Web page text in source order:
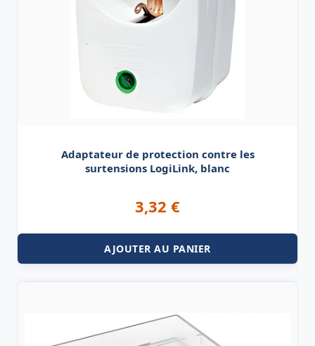
Adaptateur de protection contre les
surtensions LogiLink, blanc
3,32 €
AJOUTER AU PANIER